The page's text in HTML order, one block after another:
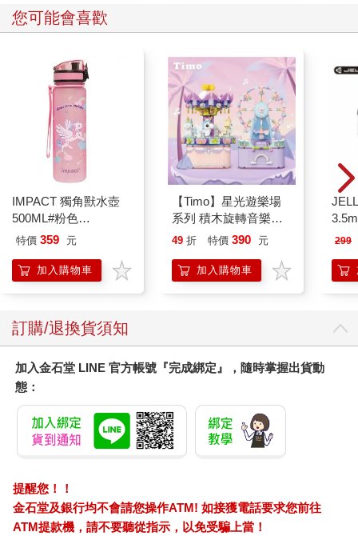
建，欽天監委官相陰陽、定方向，諏吉興工。」
簡單地說，《大清律例》禁止百姓實行有害喪葬的習俗，但仍然
規定須立墳塚，而《大清會典》則下達諭令、要求官員準確地實
踐風水──兩者放在一起看便沒有矛盾了：在清政府的眼中，真正
的風水原理極其繁複，普通百姓經常有所誤解，而辨識什麼叫認
真、合乎道德、精確的風水，是屬於帝制國家及統治者所享有的
特權，因此，當百姓出了風水糾紛、在道德上曖昧難斷時，便需
要拿到公堂之上裁決。
縣官的判詞於是出現了一種常見的模式：當案件涉及某個群體
（如家庭或宗族）的集體運數時，縣官通常會接受堪輿之說，下
令保護風水；案件若是出於個人追逐風水的私心時，則會毫不猶
豫加以譴責。但首先，這樣的模式有例外存在，非常耐人尋味；
二來，有說服力的論點需要扎實的知識和清晰的邏輯，而非道聽
途說或胡言亂語。以下各節中，首先探討的案例涉及了真墳、假
墳和古墳──各種狀況都可能需要官員勘驗風水，接著便轉向契
約、稅賦和售賣土地的問題，最後一節則檢視判例、例行奏章和
宮中奏摺（即官員精心起草、向皇帝呈遞的文書），好將本章所
清朝社會重視墳地有許多原因。首先，人們對於父母家人的安息
地自然會形成深厚的情感聯繫；此外，墓地能幫助家族建立對某
個地方的歸屬感、彰顯社會地位，乃至於進一步占有鄰近的自然
地貌（如水源和樹木等），再再起了重要的作用，用科大衛
（David Faure）的話來說，墳地對鄉村聚落而言，「定義了生者
說非常貼切，對其他地方毫無疑問也是如此。
就宗教面而言，墓地標記著魂魄之一的安息之所。一般普遍認
為，具形象的「魄」屬「陰」，會與死者的屍體一同留在墓穴當
您可能會喜歡
IMPACT 獨角獸水壺
500ML#粉色
IM00B11PK
特價 359 元
加入購物車
【Timo】星光遊樂場
系列 積木旋轉音樂盒
禮物
49 折 特價 390 元
加入購物車
式
299
訂購/退換貨須知
加入金石堂 LINE 官方帳號『完成綁定』，隨時掌握出貨動
態：
提醒您！！
金石堂及銀行均不會請您操作ATM! 如接獲電話要求您前往
ATM提款機，請不要聽從指示，以免受騙上當！